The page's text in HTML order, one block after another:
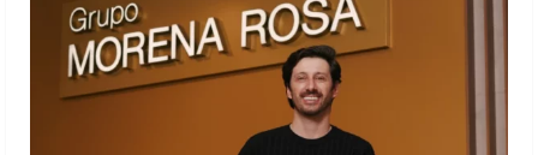
4
Projeto testa passaporte digital na
moda nacional